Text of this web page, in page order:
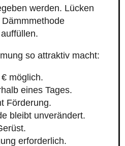
werden. Lücken
so attraktiv macht:
möglich.
eines Tages.
Förderung.
bleibt unverändert.
erforderlich.